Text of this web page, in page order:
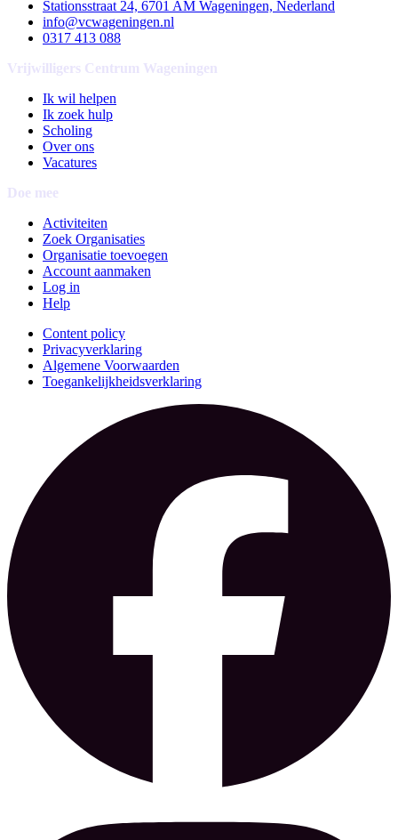
Stationsstraat 24, 6701 AM Wageningen, Nederland
info@vcwageningen.nl
0317 413 088
Vrijwilligers Centrum Wageningen
Ik wil helpen
Ik zoek hulp
Scholing
Over ons
Vacatures
Doe mee
Activiteiten
Zoek Organisaties
Organisatie toevoegen
Account aanmaken
Log in
Help
Content policy
Privacyverklaring
Algemene Voorwaarden
Toegankelijkheidsverklaring